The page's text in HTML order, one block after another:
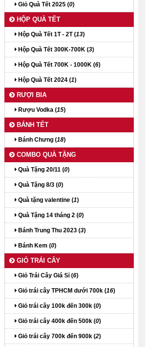
Giỏ Quà Tết 2025 (0)
HỘP QUÀ TẾT
Hộp Quà Tết 1T - 2T (13)
Hộp Quà Tết 300K-700K (3)
Hộp Quà Tết 700K - 1000K (6)
Hộp Quà Tết 2024 (1)
RƯỢI BIA
Rượu Vodka (15)
BÁNH TẾT
Bánh Chưng (18)
COMBO QUÀ TẶNG
Quà Tặng 20/11 (0)
Quà Tặng 8/3 (0)
Quà tặng valentine (1)
Quà Tặng 14 tháng 2 (0)
Bánh Trung Thu 2023 (3)
Bánh Kem (0)
GIỎ TRÁI CÂY
Giỏ Trái Cây Giá Sỉ (6)
Giỏ trái cây TPHCM dưới 700k (16)
Giỏ trái cây 100k đến 300k (0)
Giỏ trái cây 400k đến 500k (0)
Giỏ trái cây 700k đến 900k (2)